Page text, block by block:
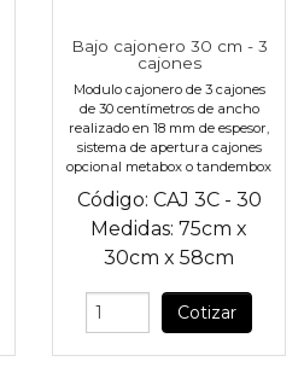
Bajo cajonero 30 cm - 3
cajones
Modulo cajonero de 3 cajones
de 30 centímetros de ancho
realizado en 18 mm de espesor,
sistema de apertura cajones
opcional metabox o tandembox
Código: CAJ 3C - 30
Medidas: 75cm x
30cm x 58cm
Cotizar